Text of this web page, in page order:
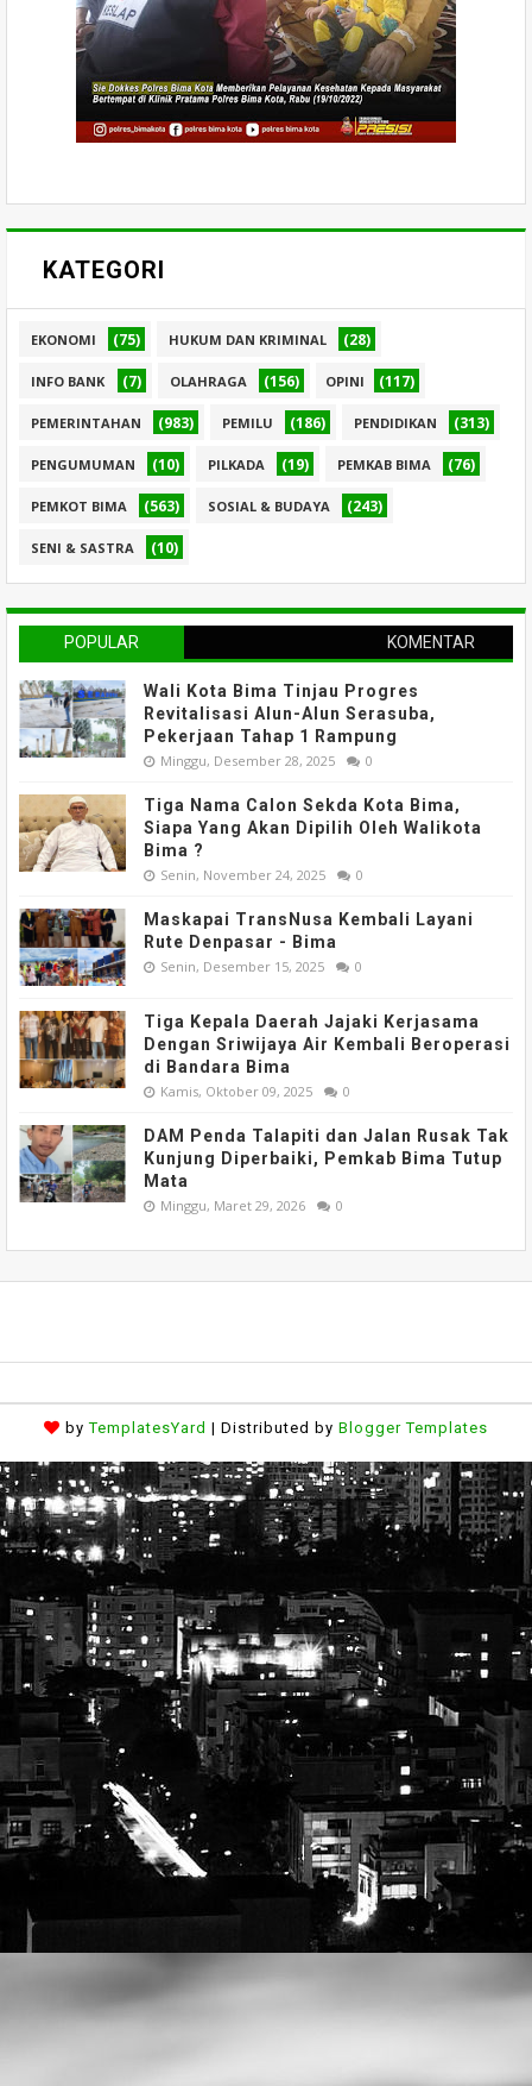
KATEGORI
EKONOMI (75) HUKUM DAN KRIMINAL (28)
INFO BANK (7) OLAHRAGA (156) OPINI (117)
PEMERINTAHAN (983) PEMILU (186) PENDIDIKAN (313)
PENGUMUMAN (10) PILKADA (19) PEMKAB BIMA (76)
PEMKOT BIMA (563) SOSIAL & BUDAYA (243)
SENI & SASTRA (10)
POPULAR KOMENTAR
Wali Kota Bima Tinjau Progres
Revitalisasi Alun-Alun Serasuba,
Pekerjaan Tahap 1 Rampung
Minggu, Desember 28, 2025 0
Tiga Nama Calon Sekda Kota Bima,
Siapa Yang Akan Dipilih Oleh Walikota
Bima ?
Senin, November 24, 2025 0
Maskapai TransNusa Kembali Layani
Rute Denpasar - Bima
Senin, Desember 15, 2025 0
Tiga Kepala Daerah Jajaki Kerjasama
Dengan Sriwijaya Air Kembali Beroperasi
di Bandara Bima
Kamis, Oktober 09, 2025 0
DAM Penda Talapiti dan Jalan Rusak Tak
Kunjung Diperbaiki, Pemkab Bima Tutup
Mata
Minggu, Maret 29, 2026 0
byTemplatesYard | Distributed by Blogger Templates